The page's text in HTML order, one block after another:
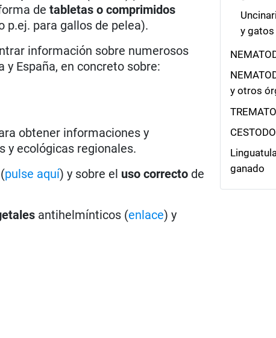
detabletas o comprimidos
para gallos de pelea).
información sobre numerosos
España, en concreto sobre:
obtener informaciones y
y ecológicas regionales.
(pulse aquí) y sobre el uso correcto de
antihelmínticos (enlace) y
y gatos
y otros
ganado